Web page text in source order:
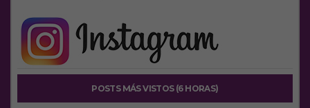
POSTS MÁS VISTOS (6 HORAS)